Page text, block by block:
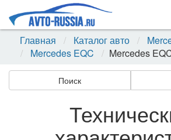
Главная
Каталог авто
Mercedes EQC
Mercedes
Поиск